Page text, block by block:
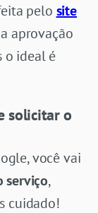
pelo site
aprovação
o ideal é
solicitar o
você vai
serviço,
cuidado!